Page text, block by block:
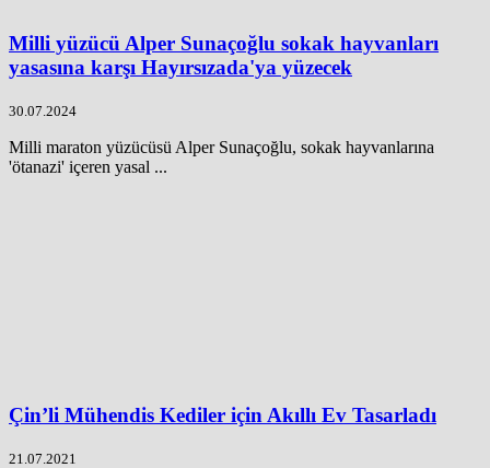
Milli yüzücü Alper Sunaçoğlu sokak hayvanları
yasasına karşı Hayırsızada'ya yüzecek
30.07.2024
Milli maraton yüzücüsü Alper Sunaçoğlu, sokak hayvanlarına
'ötanazi' içeren yasal ...
Çin’li Mühendis Kediler için Akıllı Ev Tasarladı
21.07.2021